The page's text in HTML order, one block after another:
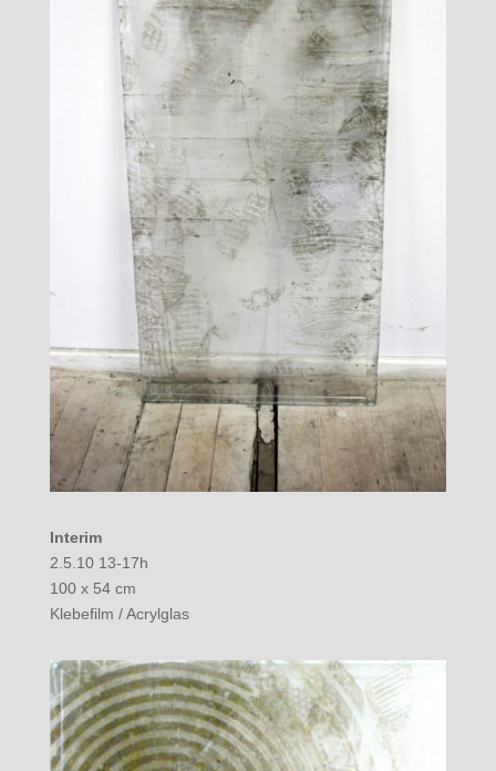
Interim
2.5.10 13-17h
100 x 54 cm
Klebefilm / Acrylglas